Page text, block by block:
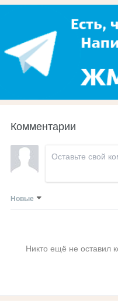
Комментарии
Новые
Никто ещё не оставил